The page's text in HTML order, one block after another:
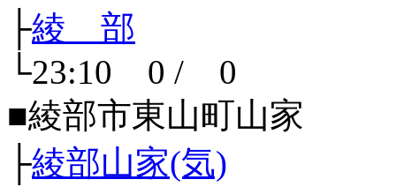
├綾 部
└23:10 0 / 0
■綾部市東山町山家
├綾部山家(気)